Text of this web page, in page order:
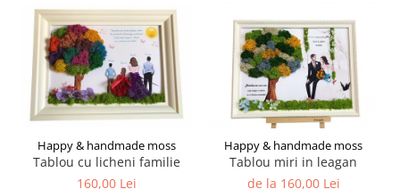
Happy & handmade moss
Tablou cu licheni familie
160,00 Lei
Happy & handmade moss
Tablou miri in leagan
de la 160,00 Lei